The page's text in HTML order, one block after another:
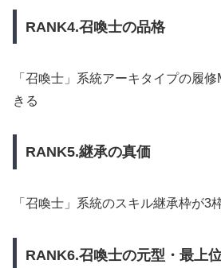
RANK4.召喚士の品格
「召喚士」系統アーキタイプの履
きる
RANK5.継承の真価
「召喚士」系統のスキル継承枠が3
RANK6.召喚士の元型・最上